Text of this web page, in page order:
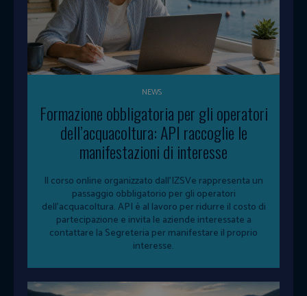
NEWS
Formazione obbligatoria per gli operatori
dell’acquacoltura: API raccoglie le
manifestazioni di interesse
Il corso online organizzato dall'IZSVe rappresenta un
passaggio obbligatorio per gli operatori
dell'acquacoltura. API è al lavoro per ridurre il costo di
partecipazione e invita le aziende interessate a
contattare la Segreteria per manifestare il proprio
interesse.